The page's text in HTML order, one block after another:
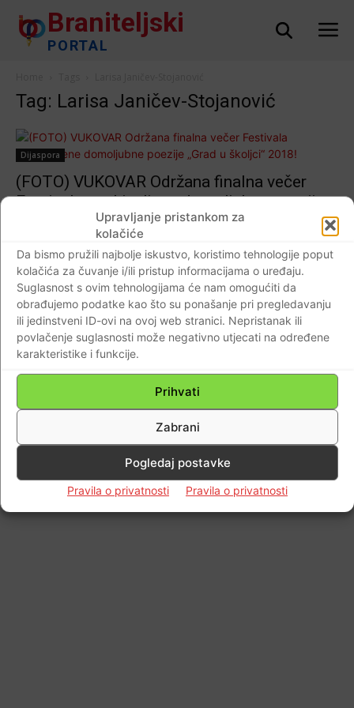
Upravljanje pristankom za
kolačiće
Da bismo pružili najbolje iskustvo, koristimo tehnologije poput
kolačića za čuvanje i/ili pristup informacijama o uređaju.
Suglasnost s ovim tehnologijama će nam omogućiti da
obrađujemo podatke kao što su ponašanje pri pregledavanju
ili jedinstveni ID-ovi na ovoj web stranici. Nepristanak ili
povlačenje suglasnosti može negativno utjecati na određene
karakteristike i funkcije.
Prihvati
Zabrani
Pogledaj postavke
Pravila o privatnosti Pravila o privatnosti
Braniteljski
PORTAL
Tag: Larisa Janičev-Stojanović
Dijaspora
(FOTO) VUKOVAR Održana finalna večer
Festivala neobjavljene domoljubne poezije
„Grad u školjci“ 2018!
Impressum Kontaktirajte nas Pravila o privatnosti
© Newspaper WordPress Theme by TagDiv